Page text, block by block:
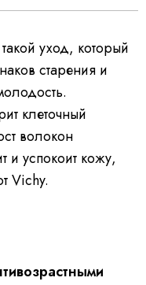
уход, который
старения и
клеточный
волокон
и успокоит кожу,
Vichy.